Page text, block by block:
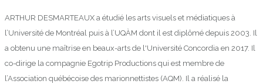
ARTHUR DESMARTEAUX a étudié les arts visuels et médiatiques à
l’Université de Montréal puis à l’UQÀM dont il est diplômé depuis 2003. Il
a obtenu une maîtrise en beaux-arts de l'Université Concordia en 2017. Il
co-dirige la compagnie Egotrip Productions qui est membre de
l’Association québécoise des marionnettistes (AQM). Il a réalisé la